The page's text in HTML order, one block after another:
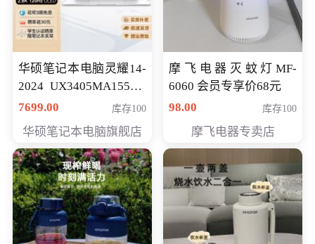
华硕笔记本电脑灵耀14-
2024 UX3405MA155夜
空蓝 oled 智慧轻薄本 会
7699.00 库存100
华硕笔记本电脑旗舰店
摩飞电器灭蚊灯MF-
6060 会员专享价68元
98.00
库存100
摩飞电器专卖店